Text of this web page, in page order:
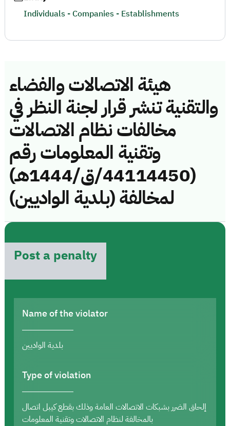
هيئة الاتصالات والفضاء
والتقنية تنشر قرار لجنة النظر في
مخالفات نظام الاتصالات
وتقنية المعلومات رقم
(44114450/ق/1444هـ)
لمخالفة (بلدية الواديين)
Post a penalty
Name of the violator
بلدية الواديين
Type of violation
إلحاق الضرر بشبكات الاتصالات العامة وذلك بقطع كيبل اتصال
بالمخالفة لنظام الاتصالات وتقنية المعلومات
Individuals - Companies - Establishments